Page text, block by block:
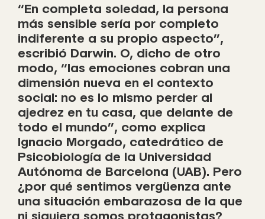
“En completa soledad, la persona
más sensible sería por completo
indiferente a su propio aspecto”,
escribió Darwin. O, dicho de otro
modo, “las emociones cobran una
dimensión nueva en el contexto
social: no es lo mismo perder al
ajedrez en tu casa, que delante de
todo el mundo”, como explica
Ignacio Morgado, catedrático de
Psicobiología de la Universidad
Autónoma de Barcelona (UAB). Pero
¿por qué sentimos vergüenza ante
una situación embarazosa de la que
ni siquiera somos protagonistas?